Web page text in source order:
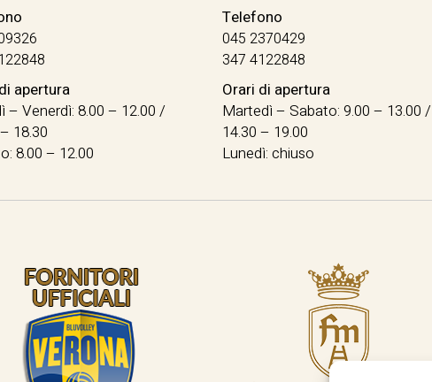
apertura
– Venerdì: 8.00 – 12.00 /
18.30
8.00 – 12.00
Telefono
045 2370429
347 4122848
Orari di apertura
Martedì – Sabato: 9.00 – 13.00 /
14.30 – 19.00
Lunedì: chiuso